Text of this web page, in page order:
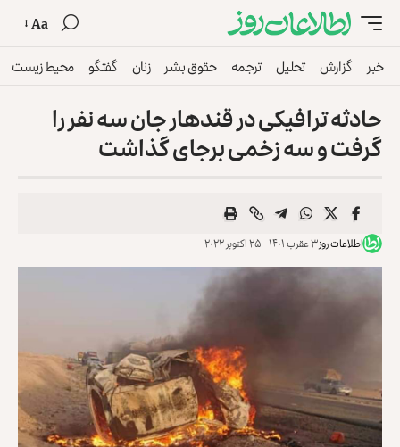
Aa
خبر گزارش تحلیل ترجمه حقوق بشر زنان گفتگو محیط زیست
حادثه ترافیکی در قندهار جان سه نفر را
گرفت و سه زخمی برجای گذاشت
اطلاعات روز۳ عقرب ۱۴۰۱ - ۲۵ اکتوبر ۲۰۲۲